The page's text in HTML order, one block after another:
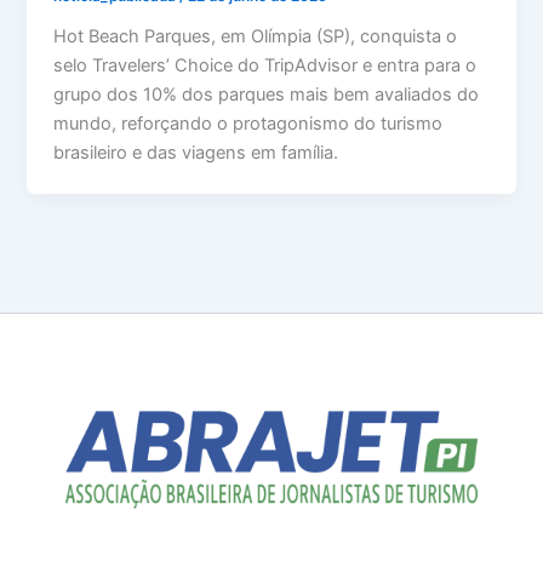
Hot Beach Parques, em Olímpia (SP), conquista o
selo Travelers’ Choice do TripAdvisor e entra para o
grupo dos 10% dos parques mais bem avaliados do
mundo, reforçando o protagonismo do turismo
brasileiro e das viagens em família.